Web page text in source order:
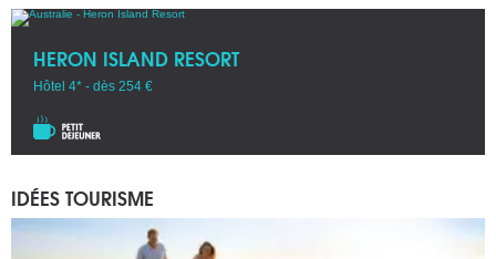
HERON ISLAND RESORT
Hôtel 4* - dès 254 €
IDÉES TOURISME